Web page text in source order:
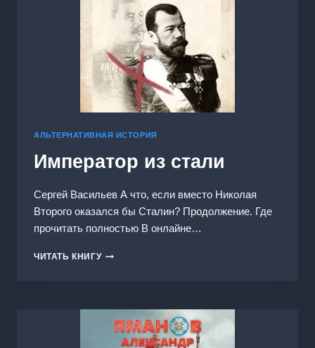
АЛЬТЕРНАТИВНАЯ ИСТОРИЯ
Император из стали
Сергей Васильев А что, если вместо Николая
Второго оказался бы Сталин? Продолжение. Где
прочитать полностью В онлайне…
ЧИТАТЬ КНИГУИМПЕРАТОР